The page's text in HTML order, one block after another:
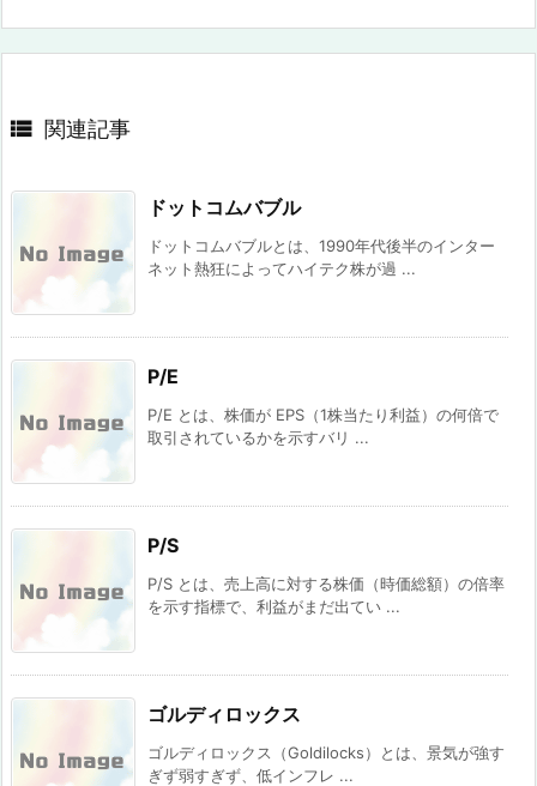
 関連記事
ドットコムバブル
ドットコムバブルとは、1990年代後半のインター
ネット熱狂によってハイテク株が過 ...
P/E
P/E とは、株価が EPS（1株当たり利益）の何倍で
取引されているかを示すバリ ...
P/S
P/S とは、売上高に対する株価（時価総額）の倍率
を示す指標で、利益がまだ出てい ...
ゴルディロックス
ゴルディロックス（Goldilocks）とは、景気が強す
ぎず弱すぎず、低インフレ ...